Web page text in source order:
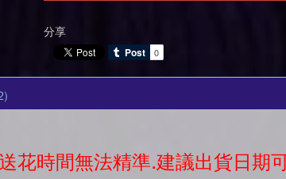
分享
花時間無法精準.建議出貨日期